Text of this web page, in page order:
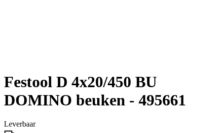
Festool D 4x20/450 BU
DOMINO beuken - 495661
Leverbaar